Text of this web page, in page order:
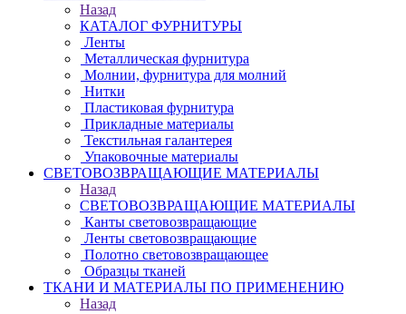
Назад
КАТАЛОГ ФУРНИТУРЫ
Ленты
Металлическая фурнитура
Молнии, фурнитура для молний
Нитки
Пластиковая фурнитура
Прикладные материалы
Текстильная галантерея
Упаковочные материалы
СВЕТОВОЗВРАЩАЮЩИЕ МАТЕРИАЛЫ
Назад
СВЕТОВОЗВРАЩАЮЩИЕ МАТЕРИАЛЫ
Канты световозвращающие
Ленты световозвращающие
Полотно световозвращающее
Образцы тканей
ТКАНИ И МАТЕРИАЛЫ ПО ПРИМЕНЕНИЮ
Назад